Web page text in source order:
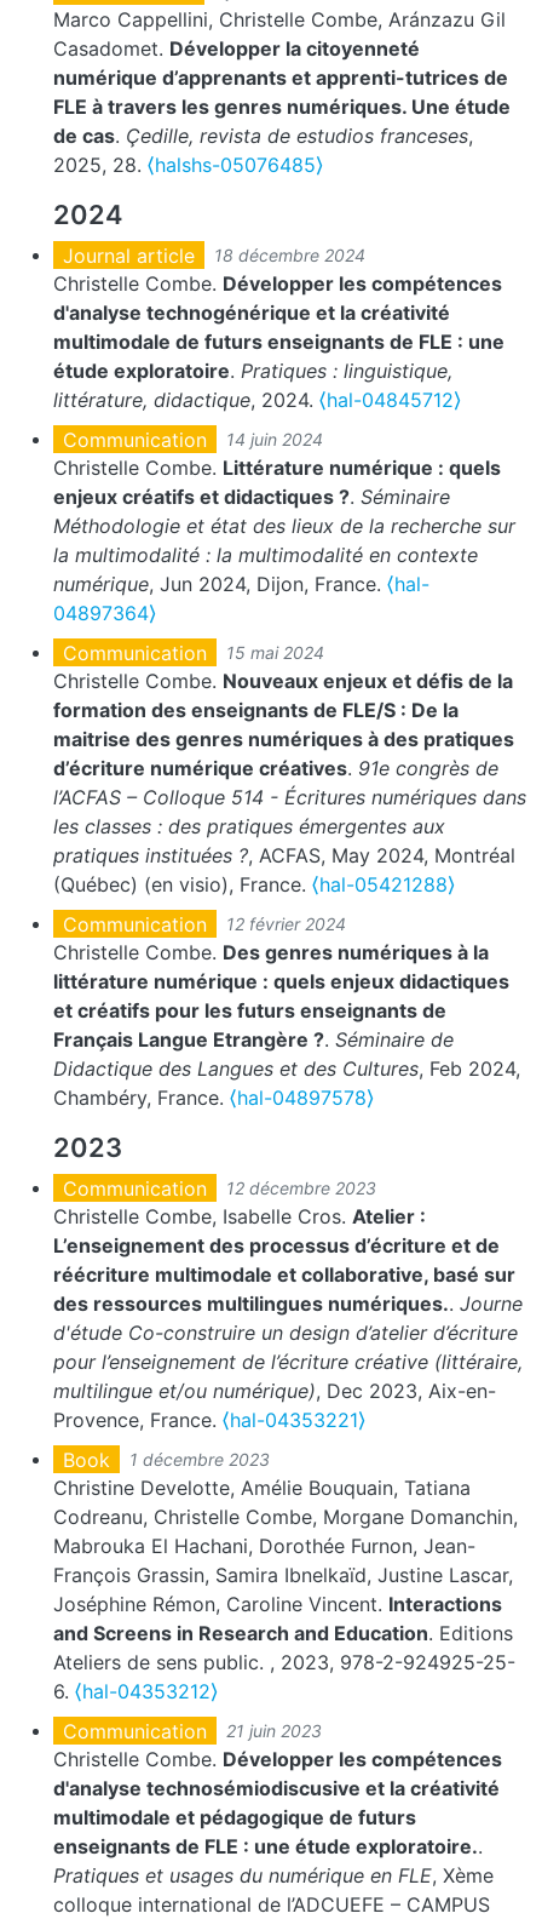
Marco Cappellini, Christelle Combe, Aránzazu Gil
Casadomet. Développer la citoyenneté
numérique d’apprenants et apprenti-tutrices de
FLE à travers les genres numériques. Une étude
de cas. Çedille, revista de estudios franceses,
2025, 28. ⟨halshs-05076485⟩
2024
Journal article 18 décembre 2024
Christelle Combe. Développer les compétences
d'analyse technogénérique et la créativité
multimodale de futurs enseignants de FLE : une
étude exploratoire. Pratiques : linguistique,
littérature, didactique, 2024. ⟨hal-04845712⟩
Communication
14 juin 2024
Christelle Combe. Littérature numérique : quels
enjeux créatifs et didactiques ?. Séminaire
Méthodologie et état des lieux de la recherche sur
la multimodalité : la multimodalité en contexte
numérique, Jun 2024, Dijon, France. ⟨hal-
04897364⟩
Communication
15 mai 2024
Christelle Combe. Nouveaux enjeux et défis de la
formation des enseignants de FLE/S : De la
maitrise des genres numériques à des pratiques
d’écriture numérique créatives. 91e congrès de
l’ACFAS – Colloque 514 - Écritures numériques dans
les classes : des pratiques émergentes aux
pratiques instituées ?, ACFAS, May 2024, Montréal
(Québec) (en visio), France. ⟨hal-05421288⟩
Communication
12 février 2024
Christelle Combe. Des genres numériques à la
littérature numérique : quels enjeux didactiques
et créatifs pour les futurs enseignants de
Français Langue Etrangère ?. Séminaire de
Didactique des Langues et des Cultures, Feb 2024,
Chambéry, France. ⟨hal-04897578⟩
2023
Communication 12 décembre 2023
Christelle Combe, Isabelle Cros. Atelier :
L’enseignement des processus d’écriture et de
réécriture multimodale et collaborative, basé sur
des ressources multilingues numériques.. Journe
d'étude Co-construire un design d’atelier d’écriture
pour l’enseignement de l’écriture créative (littéraire,
multilingue et/ou numérique), Dec 2023, Aix-en-
Provence, France. ⟨hal-04353221⟩
Book
1 décembre 2023
Christine Develotte, Amélie Bouquain, Tatiana
Codreanu, Christelle Combe, Morgane Domanchin,
Mabrouka El Hachani, Dorothée Furnon, Jean-
François Grassin, Samira Ibnelkaïd, Justine Lascar,
Joséphine Rémon, Caroline Vincent. Interactions
and Screens in Research and Education. Editions
Ateliers de sens public. , 2023, 978-2-924925-25-
6. ⟨hal-04353212⟩
Communication
21 juin 2023
Christelle Combe. Développer les compétences
d'analyse technosémiodiscusive et la créativité
multimodale et pédagogique de futurs
enseignants de FLE : une étude exploratoire..
Pratiques et usages du numérique en FLE, Xème
colloque international de l’ADCUEFE – CAMPUS